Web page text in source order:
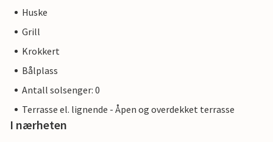
Huske
Grill
Krokkert
Bålplass
Antall solsenger: 0
Terrasse el. lignende - Åpen og overdekket terrasse
I nærheten